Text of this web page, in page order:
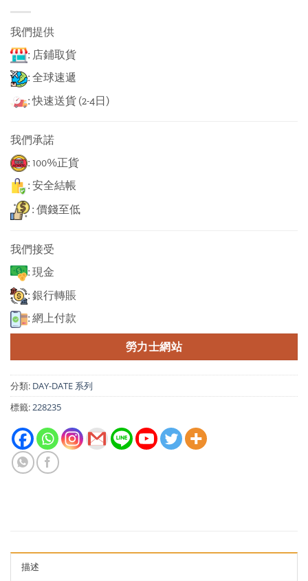
我們提供
: 店鋪取貨
: 全球速遞
: 快速送貨 (2-4日)
我們承諾
: 100%正貨
: 安全結帳
: 價錢至低
我們接受
: 現金
: 銀行轉賬
: 網上付款
勞力士網站
分類: DAY-DATE 系列
標籤:228235
描述